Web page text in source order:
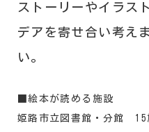
ストーリーやイラス
デアを寄せ合い考え
い。
■絵本が読める施設
姫路市立図書館・分館 15